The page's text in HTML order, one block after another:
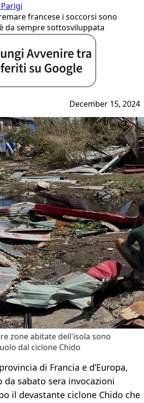
francese i soccorsi sono
da sempre sottosviluppata
December 15, 2024
zone abitate dell'isola sono
dal ciclone Chido
di Francia e d’Europa,
da sabato sera invocazioni
il devastante ciclone Chido che